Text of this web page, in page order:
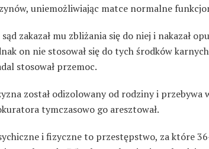
uniemożliwiając matce normalne
zakazał mu zbliżania się do niej i nakazał
on nie stosował się do tych środków
stosował przemoc.
został odizolowany od rodziny i przebywa
tymczasowo go aresztował.
i fizyczne to przestępstwo, za które